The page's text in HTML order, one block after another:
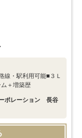
線・駅利用可能■３Ｌ
＋増築歴
ポレーション 長谷